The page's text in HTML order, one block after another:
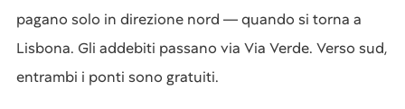
pagano solo in direzione nord — quando si torna a
Lisbona. Gli addebiti passano via Via Verde. Verso sud,
entrambi i ponti sono gratuiti.